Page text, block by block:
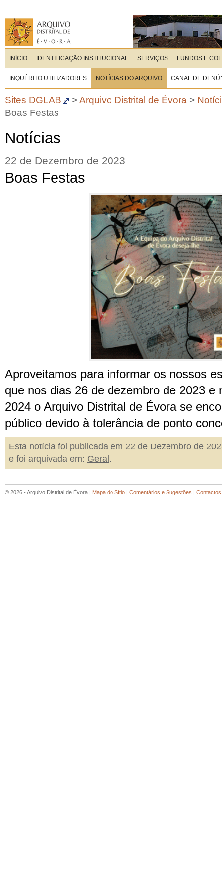
INÍCIO IDENTIFICAÇÃO INSTITUCIONAL SERVIÇOS FUNDOS E
INQUÉRITO UTILIZADORES NOTÍCIAS DO ARQUIVO CANAL DE
Sites DGLAB >Arquivo Distrital de Évora >
Boas Festas
Notícias
22 de Dezembro de 2023
Boas Festas
Aproveitamos para informar os nossos
que nos dias 26 de dezembro de 2023 e
2024 o Arquivo Distrital de Évora se
público devido à tolerância de ponto
Esta notícia foi publicada em 22 de Dezembro de
e foi arquivada em: Geral .
© 2026 - Arquivo Distrital de Évora | Mapa do Sítio | Comentários e Sugestões | Contactos